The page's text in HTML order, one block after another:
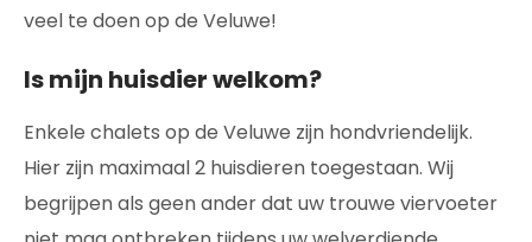
veel te doen op de Veluwe!
Is mijn huisdier welkom?
Enkele chalets op de Veluwe zijn hondvriendelijk.
Hier zijn maximaal 2 huisdieren toegestaan. Wij
begrijpen als geen ander dat uw trouwe viervoeter